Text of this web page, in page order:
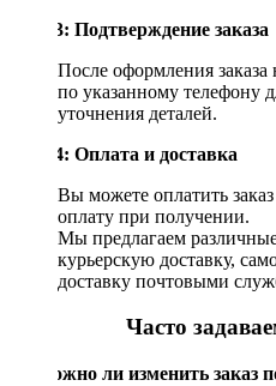
Шаг 3: Подтверждение заказа
После оформления
по указанному телефону
уточнения деталей.
Шаг 4: Оплата и доставка
Вы можете оплатить
оплату при получении.
Мы предлагаем
курьерскую доставку,
доставку почтовыми
Часто
Возможно ли изменить заказ